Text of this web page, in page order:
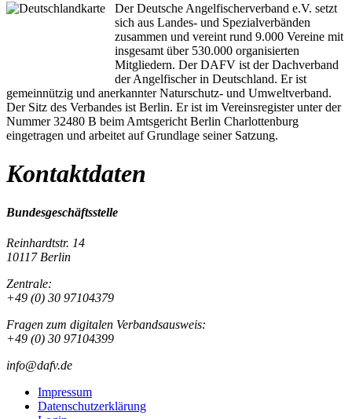
Der Deutsche Angelfischerverband e.V. setzt
sich aus Landes- und Spezialverbänden
zusammen und vereint rund 9.000 Vereine mit
insgesamt über 530.000 organisierten
Mitgliedern. Der DAFV ist der Dachverband
der Angelfischer in Deutschland. Er ist
gemeinnützig und anerkannter Naturschutz- und Umweltverband.
Der Sitz des Verbandes ist Berlin. Er ist im Vereinsregister unter der
Nummer 32480 B beim Amtsgericht Berlin Charlottenburg
eingetragen und arbeitet auf Grundlage seiner Satzung.
Kontaktdaten
Bundesgeschäftsstelle
Reinhardtstr. 14
10117 Berlin
Zentrale:
+49 (0) 30 97104379
Fragen zum digitalen Verbandsausweis:
+49 (0) 30 97104399
info@dafv.de
Impressum
Datenschutzerklärung